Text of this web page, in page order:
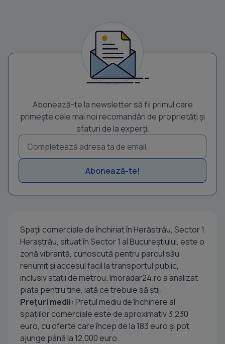
Abonează-te la newsletter să fii primul care
primește cele mai noi recomandări de proprietăți și
sfaturi de la experți.
Abonează-te!
Spaţii comerciale de închiriat în Herăstrău, Sector 1
Heraștrău, situat în Sector 1 al Bucureștiului, este o
zonă vibrantă, cunoscută pentru parcul său
renumit și accesul facil la transportul public,
inclusiv stații de metrou. Imoradar24.ro a analizat
piața pentru tine, iată ce trebuie să știi:
Prețuri medii: Prețul mediu de închiriere al
spațiilor comerciale este de aproximativ 3.230
euro, cu oferte care încep de la 183 euro și pot
ajunge până la 12.000 euro.